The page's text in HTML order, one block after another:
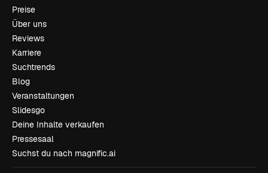
Preise
Über uns
Reviews
Karriere
Suchtrends
Blog
Veranstaltungen
Slidesgo
Deine Inhalte verkaufen
Pressesaal
Suchst du nach magnific.ai